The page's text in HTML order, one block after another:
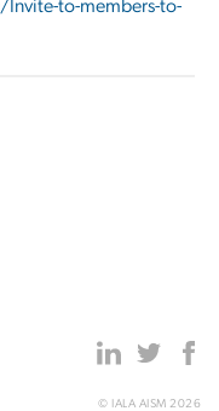
to-members-to-
© IALA AISM 2026